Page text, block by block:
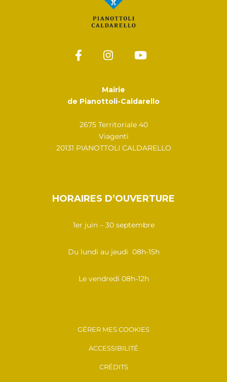
Mairie
de Pianottoli-Caldarello
2675 Territoriale 40
Viagenti
20131 PIANOTTOLI CALDARELLO
HORAIRES D’OUVERTURE
1er juin – 30 septembre
Du lundi au jeudi 08h-15h
Le vendredi 08h-12h
GÉRER MES COOKIES
ACCESSIBILITÉ
CRÉDITS